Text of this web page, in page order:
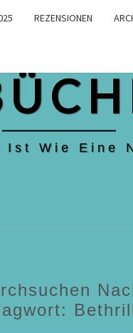
REZENSIONEN
Ist Wie Eine